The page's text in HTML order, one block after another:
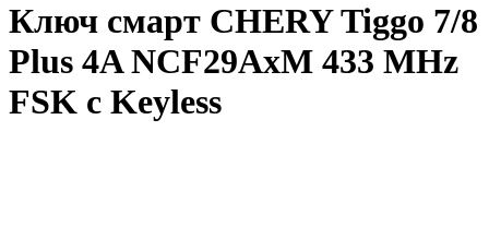
Ключ смарт CHERY Tiggo 7/8
Plus 4A NCF29AxM 433 MHz
FSK с Keyless